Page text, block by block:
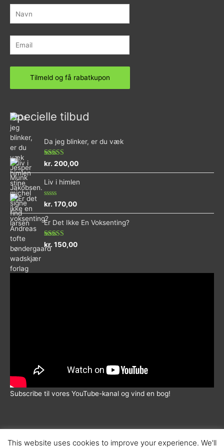
Specielle tilbud
Da jeg blinker, er du væk
Vurderet
ud af 5
kr. 200,00
Liv i himlen
Vurderet
ud
af
5
kr. 170,00
Er Det Ikke En Voksenting?
Vurderet
5.00
ud af 5
kr. 150,00
Subscribe til vores YouTube-kanal og vind en bog!
This website uses cookies to improve your experience. We'll